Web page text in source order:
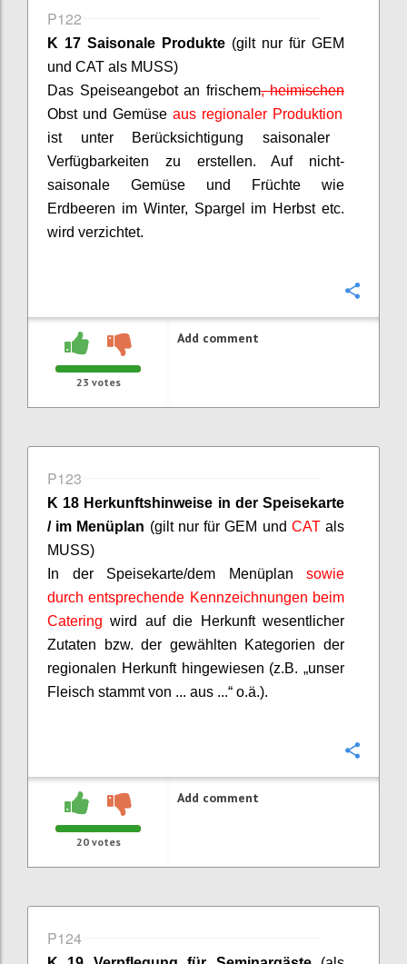
P122
K 17 Saisonale Produkte (gilt nur für GEM
und CAT als MUSS)
Das Speiseangebot an frischem,heimischen
Obst und Gemüse aus regionaler Produktion
ist unter Berücksichtigung saisonaler
Verfügbarkeiten zu erstellen. Auf nicht-
saisonale Gemüse und Früchte wie
Erdbeeren im Winter, Spargel im Herbst etc.
wird verzichtet.
23 votes
Add comment
P123
K 18 Herkunftshinweise in der Speisekarte
/ im Menüplan (gilt nur für GEM und CATals
MUSS)
In der Speisekarte/dem Menüplan sowie
durch entsprechende Kennzeichnungen beim
Catering wird auf die Herkunft wesentlicher
Zutaten bzw. der gewählten Kategorien der
regionalen Herkunft hingewiesen (z.B. „unser
Fleisch stammt von ... aus ...“ o.ä.).
20votes
Add comment
P124